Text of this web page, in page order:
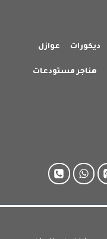
ديكورات عوازل
هناجر مستودعات